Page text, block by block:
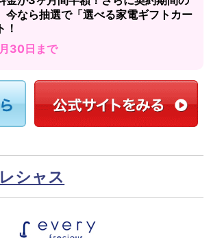
今なら抽選で「選べる家電ギフトカー
！
30日まで
シャス